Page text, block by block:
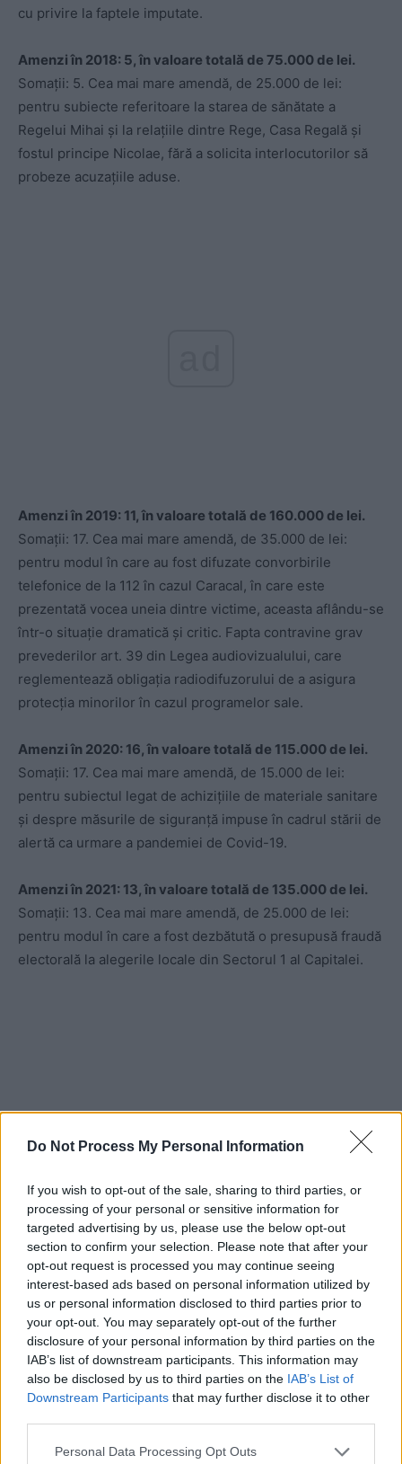
Do Not Process My Personal Information
If you wish to opt-out of the sale, sharing to third parties, or
processing of your personal or sensitive information for
targeted advertising by us, please use the below opt-out
section to confirm your selection. Please note that after your
opt-out request is processed you may continue seeing
interest-based ads based on personal information utilized by
us or personal information disclosed to third parties prior to
your opt-out. You may separately opt-out of the further
disclosure of your personal information by third parties on the
IAB’s list of downstream participants. This information may
also be disclosed by us to third parties on the IAB’s List of
Downstream Participants that may further disclose it to other
Personal Data Processing Opt Outs
cu privire la faptele imputate.
Amenzi în 2018: 5, în valoare totală de 75.000 de lei.
Somații: 5. Cea mai mare amendă, de 25.000 de lei:
pentru subiecte referitoare la starea de sănătate a
Regelui Mihai și la relațiile dintre Rege, Casa Regală și
fostul principe Nicolae, fără a solicita interlocutorilor să
probeze acuzațiile aduse.
Amenzi în 2019: 11, în valoare totală de 160.000 de lei.
Somații: 17. Cea mai mare amendă, de 35.000 de lei:
pentru modul în care au fost difuzate convorbirile
telefonice de la 112 în cazul Caracal, în care este
prezentată vocea uneia dintre victime, aceasta aflându-se
într-o situație dramatică și critic. Fapta contravine grav
prevederilor art. 39 din Legea audiovizualului, care
reglementează obligația radiodifuzorului de a asigura
protecția minorilor în cazul programelor sale.
Amenzi în 2020: 16, în valoare totală de 115.000 de lei.
Somații: 17. Cea mai mare amendă, de 15.000 de lei:
pentru subiectul legat de achizițiile de materiale sanitare
și despre măsurile de siguranță impuse în cadrul stării de
alertă ca urmare a pandemiei de Covid-19.
Amenzi în 2021: 13, în valoare totală de 135.000 de lei.
Somații: 13. Cea mai mare amendă, de 25.000 de lei:
pentru modul în care a fost dezbătută o presupusă fraudă
electorală la alegerile locale din Sectorul 1 al Capitalei.
ad
RADIOGRAFIA ANTENA 3:
Amendată pentru campanii abti-
justiție, anti-vaccin, anti-Clotilde
Amenzi în 2011: una, în valoare de 10.000 de lei.
Somații: